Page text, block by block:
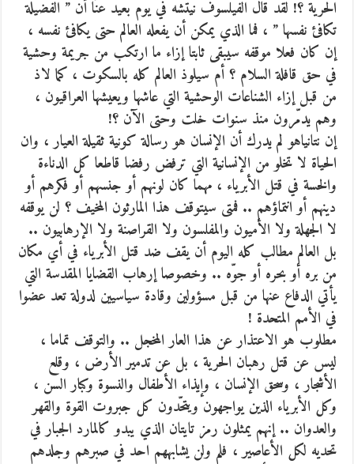
الحرية ؟! لقد قال الفيلسوف نيتشه في يوم بعيد عنّا أن ” الفضيلة
تكافئ نفسها ” ، فما الذي يمكن أن يفعله العالم حتى يكافئ نفسه ،
إن كان فعلا موقفه سيبقى ثابتا إزاء ما ارتكب من جريمة وحشية
في حق قافلة السلام ؟ أم سيلوذ العالم كله بالسكوت ، كما لاذ
من قبل إزاء الشناعات الوحشية التي عاشها ويعيشها العراقيون ،
وهم يدمّرون منذ سنوات خلت وحتى الآن ؟!
إن نتانياهو لم يدرك أن الإنسان هو رسالة كونية ثقيلة العيار ، وان
الحياة لا تخلو من الإنسانية التي ترفض رفضا قاطعا كل الدناءة
والخسة في قتل الأبرياء ، مهما كان لونهم أو جنسهم أو فكرهم أو
دينهم أو انتماؤهم .. فمتى سيتوقف هذا المارثون المخيف ؟ لن يوقفه
لا الجهلة ولا الأميون والمفلسون ولا القراصنة ولا الإرهابيون ..
بل العالم مطالب كله اليوم أن يقف ضد قتل الأبرياء في أي مكان
من بره أو بحره أو جوّه .. وخصوصا إرهاب القضايا المقدسة التي
يأتي الدفاع عنها من قبل مسؤولين وقادة سياسيين لدولة تعد عضوا
في الأمم المتحدة !
مطلوب هو الاعتذار عن هذا العار المخجل .. والتوقف تماما ،
ليس عن قتل رهبان الحرية ، بل عن تدمير الأرض ، وقلع
الأشجار ، وسحق الإنسان ، وإيذاء الأطفال والنسوة وكبار السن ،
وكل الأبرياء الذين يواجهون ويتحّدون كل جبروت القوة والقهر
والعدوان .. إنهم يمثلون رمز تايتان الذي يبدو كالمارد الجبار في
تحديه لكل الأعاصير ، فلم ولن يشابههم احد في صبرهم وجلدهم